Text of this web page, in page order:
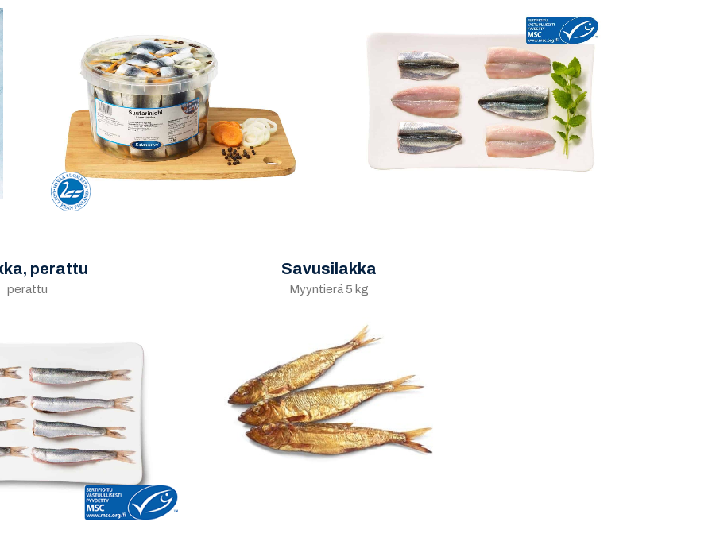
perattu
perattu
Savusilakka
Myyntierä 5 kg